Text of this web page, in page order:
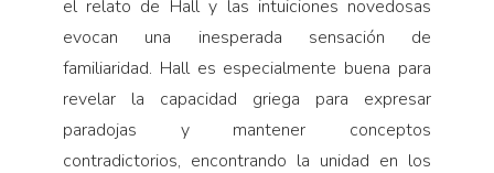
el relato de Hall y las intuiciones novedosas
evocan una inesperada sensación de
familiaridad. Hall es especialmente buena para
revelar la capacidad griega para expresar
paradojas y mantener conceptos
contradictorios, encontrando la unidad en los